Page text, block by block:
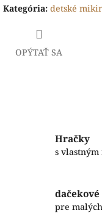
Kategória: detské
OPÝTAŤ SA
Hračky
s vlastným
pre